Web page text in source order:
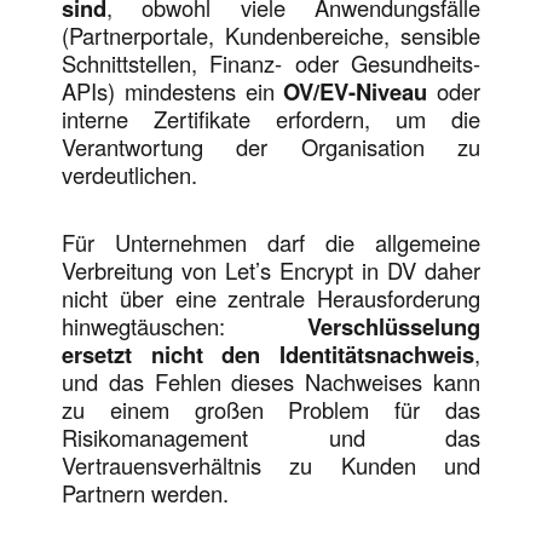
sind, obwohl viele Anwendungsfälle
(Partnerportale, Kundenbereiche, sensible
Schnittstellen, Finanz- oder Gesundheits-
APIs) mindestens einOV/EV-Niveau oder
interne Zertifikate erfordern, um die
Verantwortung der Organisation zu
verdeutlichen.
Für Unternehmen darf die allgemeine
Verbreitung von Let’s Encrypt in DV daher
nicht über eine zentrale Herausforderung
hinwegtäuschen: Verschlüsselung
ersetzt nicht den Identitätsnachweis,
und das Fehlen dieses Nachweises kann
zu einem großen Problem für das
Risikomanagement und das
Vertrauensverhältnis zu Kunden und
Partnern werden.